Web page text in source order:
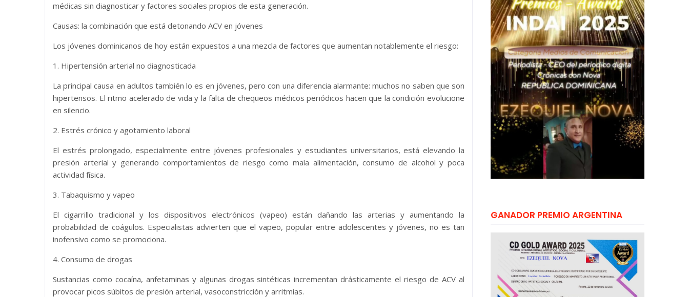
médicas sin diagnosticar y factores sociales propios de esta generación.
Causas: la combinación que está detonando ACV en jóvenes
Los jóvenes dominicanos de hoy están expuestos a una mezcla de factores que aumentan notablemente el riesgo:
1. Hipertensión arterial no diagnosticada
La principal causa en adultos también lo es en jóvenes, pero con una diferencia alarmante: muchos no saben que son
hipertensos. El ritmo acelerado de vida y la falta de chequeos médicos periódicos hacen que la condición evolucione
en silencio.
2. Estrés crónico y agotamiento laboral
El estrés prolongado, especialmente entre jóvenes profesionales y estudiantes universitarios, está elevando la
presión arterial y generando comportamientos de riesgo como mala alimentación, consumo de alcohol y poca
actividad física.
3. Tabaquismo y vapeo
El cigarrillo tradicional y los dispositivos electrónicos (vapeo) están dañando las arterias y aumentando la
probabilidad de coágulos. Especialistas advierten que el vapeo, popular entre adolescentes y jóvenes, no es tan
inofensivo como se promociona.
4. Consumo de drogas
Sustancias como cocaína, anfetaminas y algunas drogas sintéticas incrementan drásticamente el riesgo de ACV al
provocar picos súbitos de presión arterial, vasoconstricción y arritmias.
GANADOR PREMIO ARGENTINA